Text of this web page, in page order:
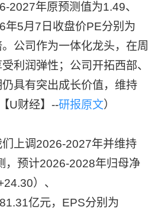
2027年原预测值为1.49、
年5月7日收盘价PE分别为
公司作为一体化龙头，在周
利润弹性；公司开拓西部、
具有突出成长价值，维持
U财经】--研报原文）
上调2026-2027年并维持
，预计2026-2028年归母净
）、
亿元，EPS分别为